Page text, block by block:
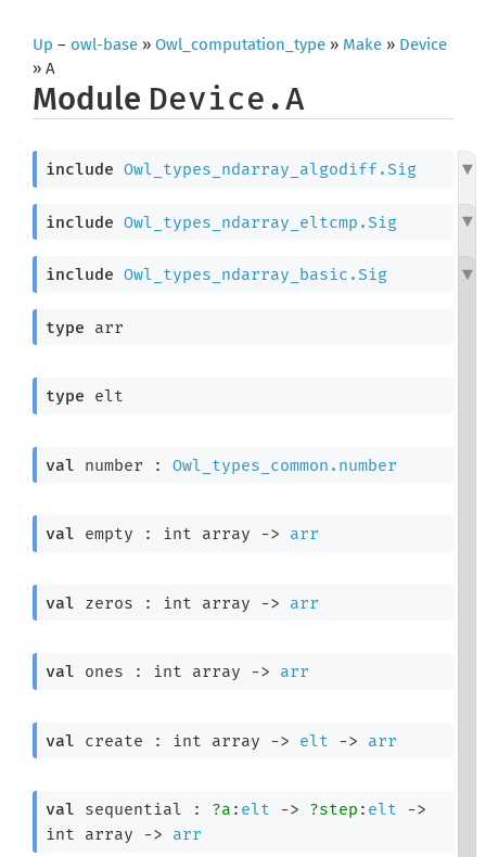
Up – owl-base » Owl_computation_type » Make » Device
» A
Module Device.A
include Owl_types_ndarray_algodiff.Sig
include Owl_types_ndarray_eltcmp.Sig
include Owl_types_ndarray_basic.Sig
type arr
type elt
val number : Owl_types_common.number
val empty : int array -> arr
val zeros : int array -> arr
val ones : int array -> arr
val create : int array -> elt -> arr
val sequential : ?a : elt -> ?step : elt
->
int array
-> arr